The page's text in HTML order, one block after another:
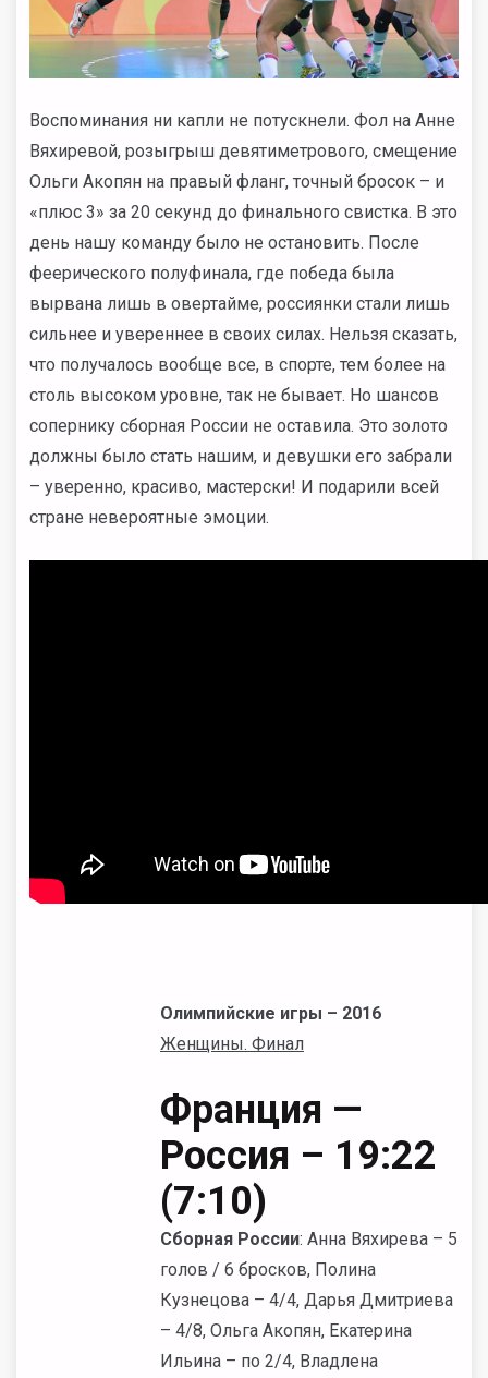
Воспоминания ни капли не потускнели. Фол на Анне
Вяхиревой, розыгрыш девятиметрового, смещение
Ольги Акопян на правый фланг, точный бросок – и
«плюс 3» за 20 секунд до финального свистка. В это
день нашу команду было не остановить. После
феерического полуфинала, где победа была
вырвана лишь в овертайме, россиянки стали лишь
сильнее и увереннее в своих силах. Нельзя сказать,
что получалось вообще все, в спорте, тем более на
столь высоком уровне, так не бывает. Но шансов
сопернику сборная России не оставила. Это золото
должны было стать нашим, и девушки его забрали
– уверенно, красиво, мастерски! И подарили всей
стране невероятные эмоции.
Олимпийские игры – 2016
Женщины. Финал
Франция —
Россия – 19:22
(7:10)
Сборная России: Анна Вяхирева – 5
голов / 6 бросков, Полина
Кузнецова – 4/4, Дарья Дмитриева
– 4/8, Ольга Акопян, Екатерина
Ильина – по 2/4, Владлена